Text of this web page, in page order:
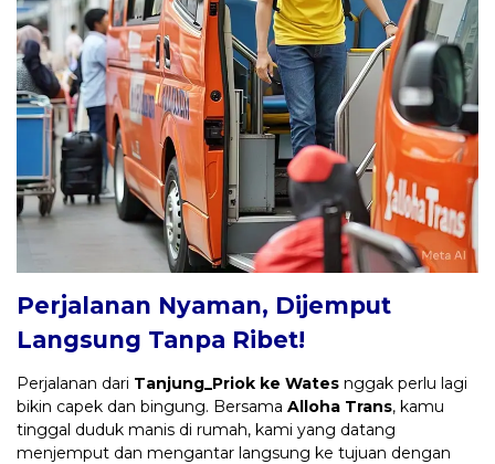
Perjalanan Nyaman, Dijemput
Langsung Tanpa Ribet!
Perjalanan dari Tanjung_Priok ke Wates nggak perlu lagi
bikin capek dan bingung. Bersama Alloha Trans, kamu
tinggal duduk manis di rumah, kami yang datang
menjemput dan mengantar langsung ke tujuan dengan